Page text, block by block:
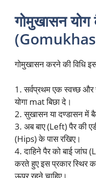
गोमुखासन
गोमुखासन करने की विधि
1. सर्वप्रथम एक स्वच्छ
योगा mat बिछा दे।
2. सुखासन या दण्डासन में
3. अब बाए (Left) पैर की
(Hips) के पास रखिए।
4. दाहिने पैर को बाई
करते हुए इस प्रकार
ऊपर रहने चाहिए।